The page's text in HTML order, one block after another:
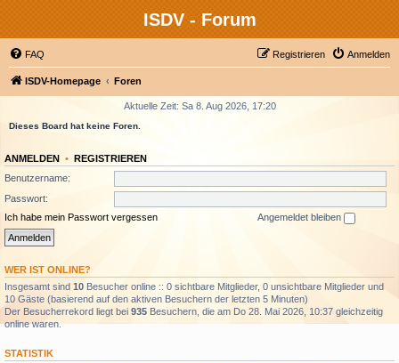
ISDV - Forum
FAQ Anmelden
Registrieren
ISDV-Homepage Foren
Aktuelle Zeit: Sa 8. Aug 2026, 17:20
Dieses Board hat keine Foren.
ANMELDEN • REGISTRIEREN
Benutzername:
Passwort:
Ich habe mein Passwort vergessen
Angemeldet bleiben
WER IST ONLINE?
Insgesamt sind 10 Besucher online :: 0 sichtbare Mitglieder, 0 unsichtbare Mitglieder und
10 Gäste (basierend auf den aktiven Besuchern der letzten 5 Minuten)
Der Besucherrekord liegt bei 935 Besuchern, die am Do 28. Mai 2026, 10:37 gleichzeitig
online waren.
STATISTIK